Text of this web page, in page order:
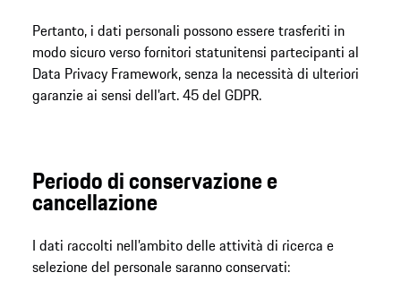
Pertanto, i dati personali possono essere trasferiti in
modo sicuro verso fornitori statunitensi partecipanti al
Data Privacy Framework, senza la necessità di ulteriori
garanzie ai sensi dell’art. 45 del GDPR.
Periodo di conservazione e
cancellazione
I dati raccolti nell’ambito delle attività di ricerca e
selezione del personale saranno conservati: